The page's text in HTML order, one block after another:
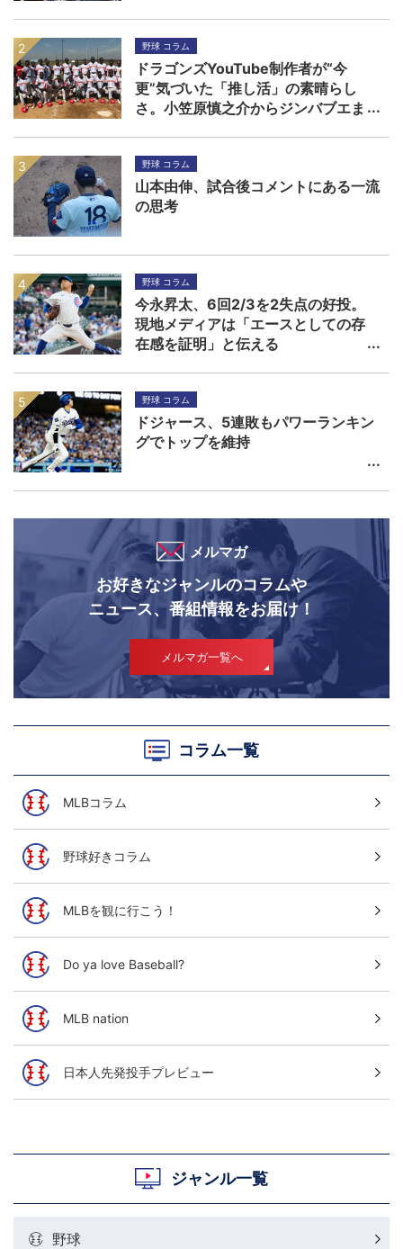
野球 コラム
ドラゴンズYouTube制作者が“今
更”気づいた「推し活」の素晴らし
さ。小笠原慎之介からジンバブエま
野球 コラム
山本由伸、試合後コメントにある一流
の思考
野球 コラム
今永昇太、6回2/3を2失点の好投。
現地メディアは「エースとしての存
在感を証明」と伝える
野球 コラム
ドジャース、5連敗もパワーランキン
グでトップを維持
メルマガ
お好きなジャンルのコラムや
ニュース、番組情報をお届け！
メルマガ一覧へ
コラム一覧
MLBコラム
野球好きコラム
MLBを観に行こう！
Do ya love Baseball?
MLB nation
日本人先発投手プレビュー
ジャンル一覧
野球